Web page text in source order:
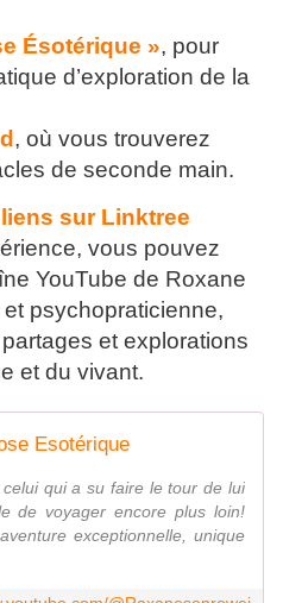
Ésotérique », pour
d’exploration de la
, où vous trouverez
de seconde main.
sur Linktree
vous pouvez
YouTube de Roxane
psychopraticienne,
et explorations
et du vivant.
Esotérique
qui a su faire le tour de lui
de voyager encore plus loin!
exceptionnelle, unique